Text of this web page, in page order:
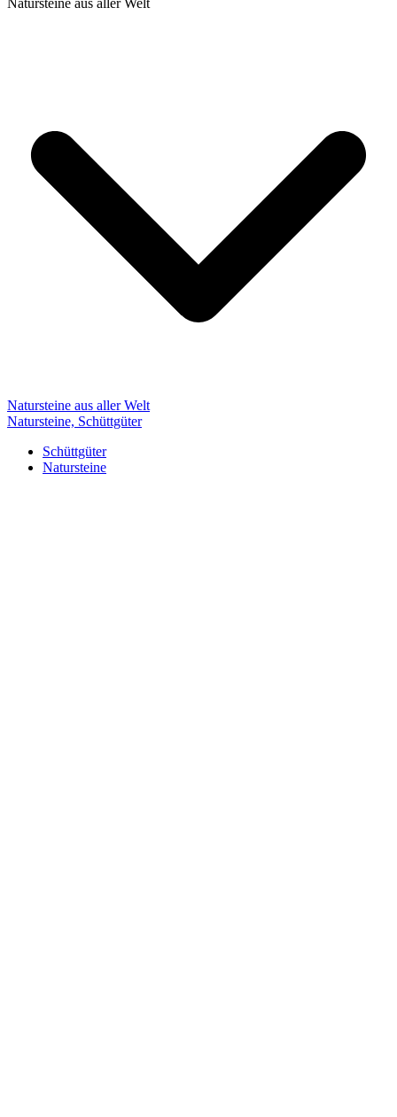
Natursteine aus aller Welt
Natursteine aus aller Welt
Natursteine, Schüttgüter
Schüttgüter
Natursteine